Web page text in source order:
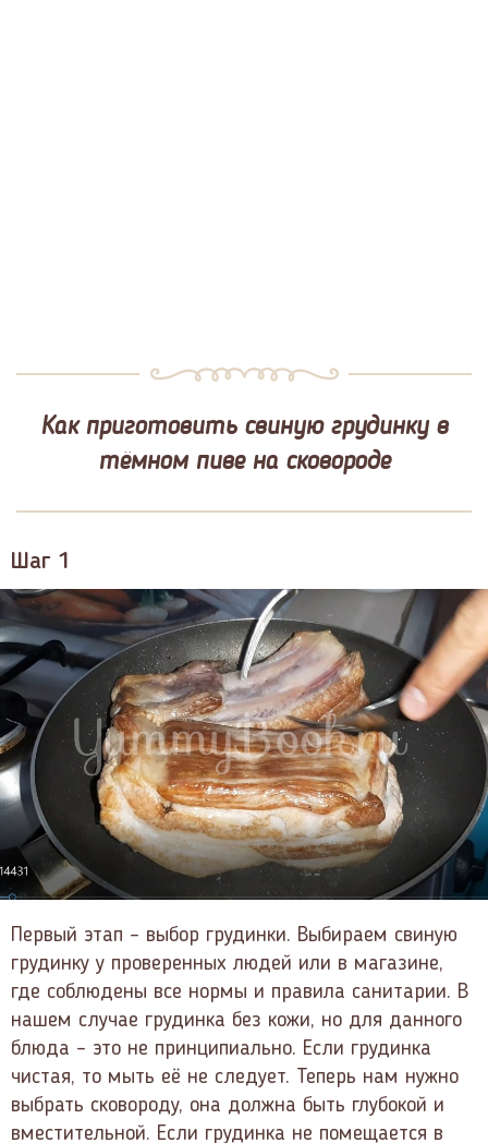
Как приготовить свиную грудинку в
тёмном пиве на сковороде
Шаг 1
Первый этап – выбор грудинки. Выбираем свиную
грудинку у проверенных людей или в магазине,
где соблюдены все нормы и правила санитарии. В
нашем случае грудинка без кожи, но для данного
блюда – это не принципиально. Если грудинка
чистая, то мыть её не следует. Теперь нам нужно
выбрать сковороду, она должна быть глубокой и
вместительной. Если грудинка не помещается в